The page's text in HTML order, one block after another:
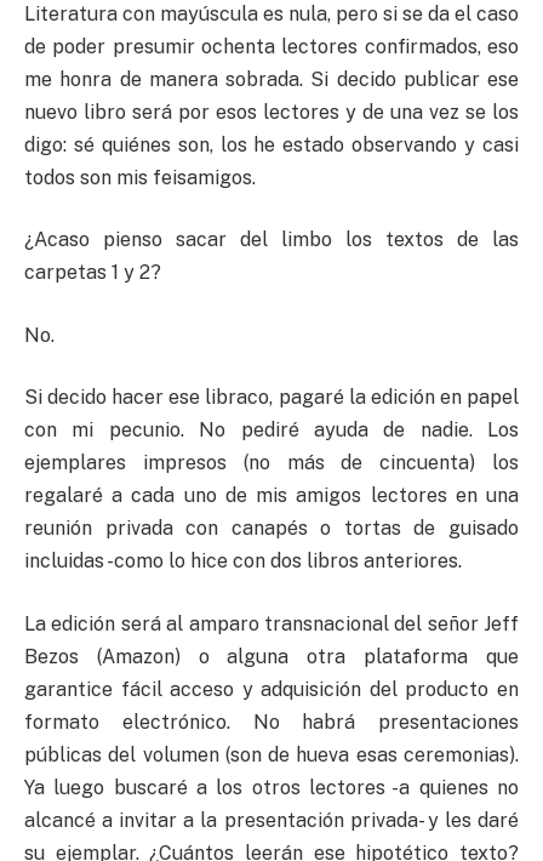
Literatura con mayúscula es nula, pero si se da el caso
de poder presumir ochenta lectores confirmados, eso
me honra de manera sobrada. Si decido publicar ese
nuevo libro será por esos lectores y de una vez se los
digo: sé quiénes son, los he estado observando y casi
todos son mis feisamigos.
¿Acaso pienso sacar del limbo los textos de las
carpetas 1 y 2?
No.
Si decido hacer ese libraco, pagaré la edición en papel
con mi pecunio. No pediré ayuda de nadie. Los
ejemplares impresos (no más de cincuenta) los
regalaré a cada uno de mis amigos lectores en una
reunión privada con canapés o tortas de guisado
incluidas -como lo hice con dos libros anteriores.
La edición será al amparo transnacional del señor Jeff
Bezos (Amazon) o alguna otra plataforma que
garantice fácil acceso y adquisición del producto en
formato electrónico. No habrá presentaciones
públicas del volumen (son de hueva esas ceremonias).
Ya luego buscaré a los otros lectores -a quienes no
alcancé a invitar a la presentación privada- y les daré
su ejemplar. ¿Cuántos leerán ese hipotético texto?